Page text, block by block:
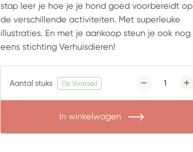
stap leer je hoe je je hond goed voorbereidt op
de verschillende activiteiten. Met superleuke
illustraties. En met je aankoop steun je ook nog
eens stichting Verhuisdieren!
Aantal stuks
In winkelwagen